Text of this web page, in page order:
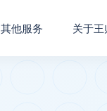
其他服务 关于王